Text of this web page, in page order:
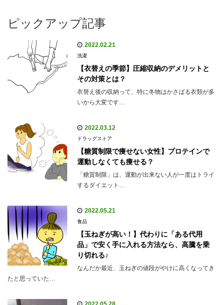
ピックアップ記事
2022.02.21
洗濯
【衣替えの季節】圧縮収納のデメリットと
その対策とは？
衣替え後の収納って、特に冬物はかさばる衣類が多
いから大変です…
2022.03.12
ドラッグストア
【糖質制限で痩せない女性】プロテインで
運動しなくても痩せる？
「糖質制限」は、運動が出来ない人が一度はトライ
するダイエット…
2022.05.21
食品
【玉ねぎが高い！】代わりに「ある代用
品」で安く手に入れる方法なら、高騰を乗
り切れる♪
なんだか最近、玉ねぎの値段がやけに高くなってき
たと思っていた…